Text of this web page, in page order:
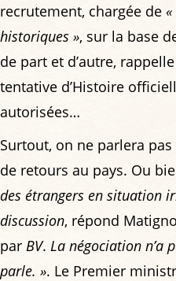
recrutement, chargée de
historiques », sur la base
de part et d’autre,
tentative d’Histoire
autorisées…
Surtout, on ne parlera
de retours au pays. Ou
des étrangers en situation
discussion, répond
par BV. La négociation n’a
parle. ». Le Premier